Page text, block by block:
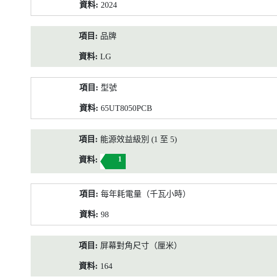
2024
品牌
LG
型號
65UT8050PCB
能源效益級別 (1 至 5)
1
每年耗電量（千瓦小時）
98
屏幕對角尺寸（厘米）
164